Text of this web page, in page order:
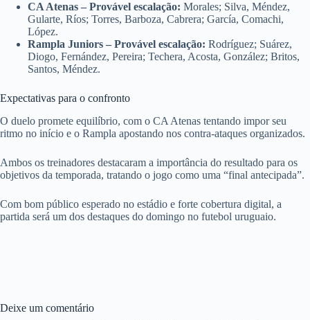
CA Atenas – Provável escalação: Morales; Silva, Méndez,
Gularte, Ríos; Torres, Barboza, Cabrera; García, Comachi,
López.
Rampla Juniors – Provável escalação: Rodríguez; Suárez,
Diogo, Fernández, Pereira; Techera, Acosta, González; Britos,
Santos, Méndez.
Expectativas para o confronto
O duelo promete equilíbrio, com o CA Atenas tentando impor seu
ritmo no início e o Rampla apostando nos contra-ataques organizados.
Ambos os treinadores destacaram a importância do resultado para os
objetivos da temporada, tratando o jogo como uma “final antecipada”.
Com bom público esperado no estádio e forte cobertura digital, a
partida será um dos destaques do domingo no futebol uruguaio.
Deixe um comentário